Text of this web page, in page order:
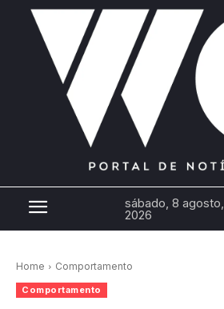
sábado, 8 agosto,
2026
Home Comportamento
Comportamento